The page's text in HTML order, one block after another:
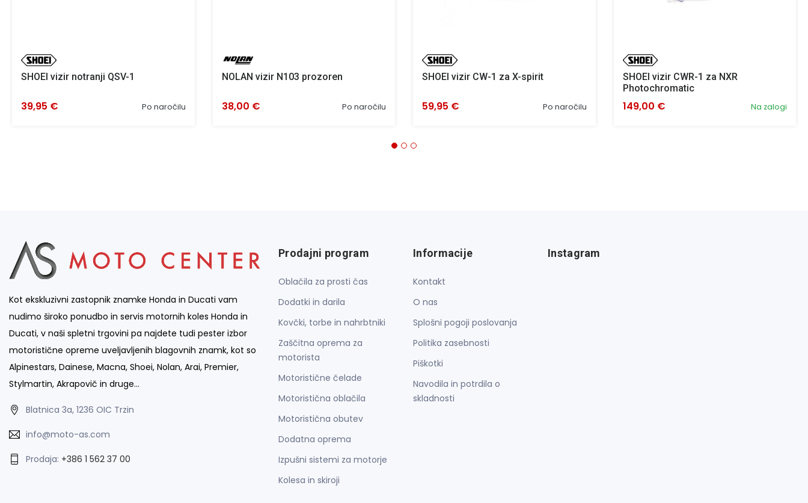
SHOEI vizir notranji QSV-1
Po naročilu
39,95 €
NOLAN vizir N103 prozoren
Po naročilu
38,00 €
SHOEI vizir CW-1 za X-spirit
Po naročilu
59,95 €
SHOEI vizir CWR-1 za NXR
Photochromatic
Na zalogi
149,00 €
Kot ekskluzivni zastopnik znamke Honda in Ducati vam
nudimo široko ponudbo in servis motornih koles Honda in
Ducati, v naši spletni trgovini pa najdete tudi pester izbor
motoristične opreme uveljavljenih blagovnih znamk, kot so
Alpinestars, Dainese, Macna, Shoei, Nolan, Arai, Premier,
Stylmartin, Akrapovič in druge…
Blatnica 3a, 1236 OIC Trzin
info@moto-as.com
Prodaja: +386 1 562 37 00
Prodajni program
Oblačila za prosti čas
Dodatki in darila
Kovčki, torbe in nahrbtniki
Zaščitna oprema za
motorista
Motoristične čelade
Motoristična oblačila
Motoristična obutev
Dodatna oprema
Izpušni sistemi za motorje
Kolesa in skiroji
Informacije
Kontakt
O nas
Splošni pogoji poslovanja
Politika zasebnosti
Piškotki
Navodila in potrdila o
skladnosti
Instagram